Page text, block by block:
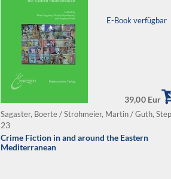
E-Book verfügbar
39,00 Eur
23
Crime Fiction in and around the Eastern
Mediterranean